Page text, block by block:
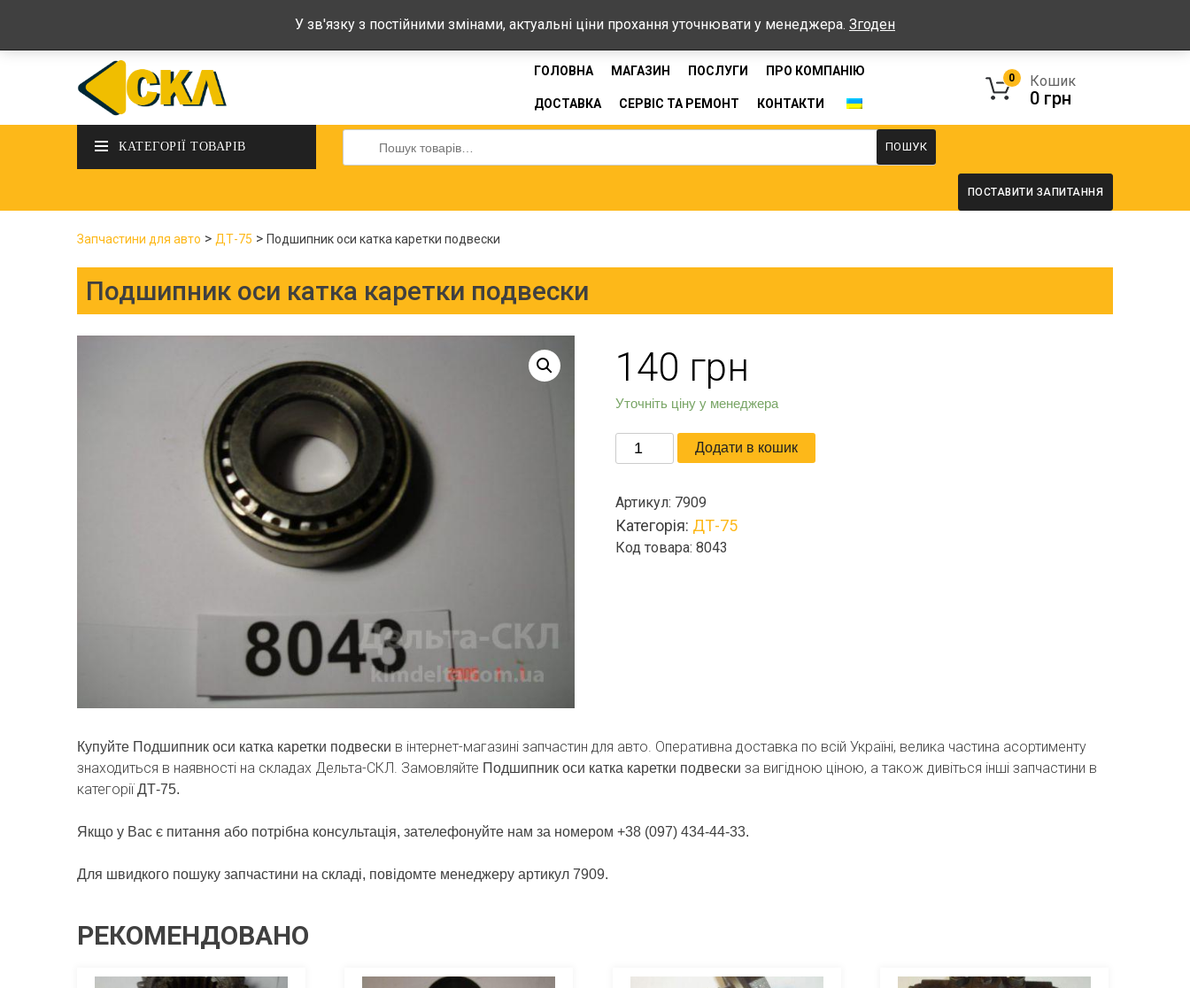
+38 (097) 434-44-33 Графік: Пн-Пт: 08:00-17:00, Сб-Нд - вихідні
ГОЛОВНА МАГАЗИН ПОСЛУГИ ПРО КОМПАНІЮ
ДОСТАВКА СЕРВІС ТА РЕМОНТ КОНТАКТИ
Кошик
0
0 грн
КАТЕГОРІЇ ТОВАРІВ
Шукати:
ПОШУК
ПОСТАВИТИ ЗАПИТАННЯ
Запчастини для авто > ДТ-75 > Подшипник оси катка каретки подвески
Подшипник оси катка каретки подвески
140 грн
Уточніть ціну у менеджера
Подшипник
оси
каретки
подвески
кількість
Додати в кошик
Артикул: 7909
Категорія: ДТ-75
Код товара: 8043
Купуйте Подшипник оси катка каретки подвески в інтернет-магазині запчастин для авто. Оперативна доставка по всій Україні, велика частина асортименту
знаходиться в наявності на складах Дельта-СКЛ. Замовляйте Подшипник оси катка каретки подвески за вигідною ціною, а також дивіться інші запчастини в
категоріїДТ-75.
Якщо у Вас є питання або потрібна консультація, зателефонуйте нам за номером +38 (097) 434-44-33.
Для швидкого пошуку запчастини на складі, повідомте менеджеру артикул 7909.
РЕКОМЕНДОВАНО
У зв'язку з постійними змінами, актуальні ціни прохання уточнювати у менеджера. Згоден